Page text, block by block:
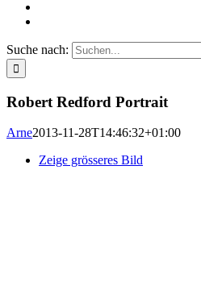
Suche nach:
Robert Redford Portrait
Arne2013-11-28T14:46:32+01:00
Zeige grösseres Bild